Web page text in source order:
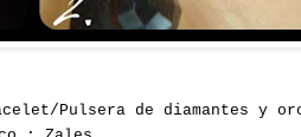
Pulsera de diamantes y